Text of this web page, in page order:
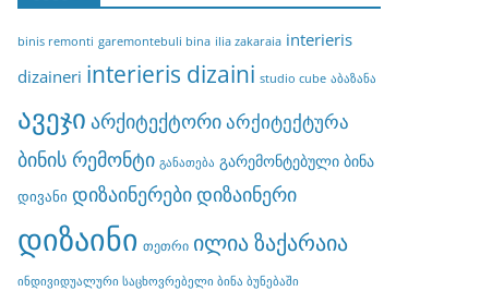
binis remonti garemontebuli bina ilia zakaraia interieris
dizaineri interieris dizaini studio cube აბაზანა
ავეჯი არქიტექტორიარქიტექტურა
ბინის რემონტი განათება გარემონტებული ბინა
დივანი დიზაინერებიდიზაინერი
დიზაინი თეთრი ილია ზაქარაია
ინდივიდუალური საცხოვრებელი ბინა ბუნებაში